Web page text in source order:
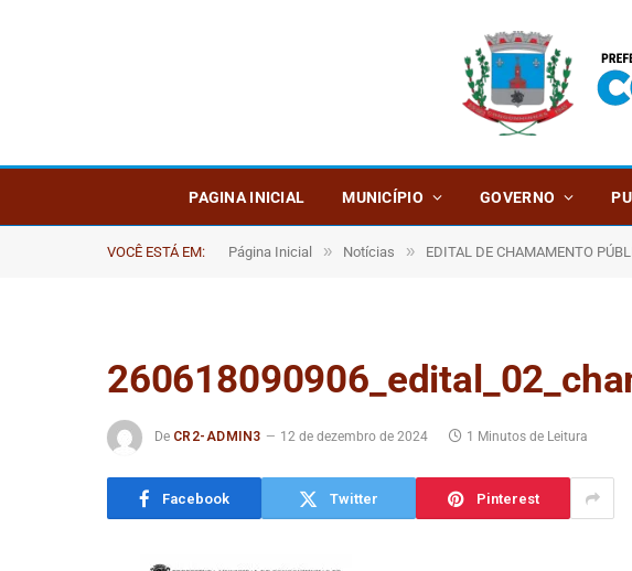
PAGINA INICIAL MUNICÍPIO GOVERNO
VOCÊ ESTÁ EM: Página Inicial » Notícias » EDITAL DE CHAMAMENTO PÚBLICO
De CR2-ADMIN3 12 de dezembro de 2024 1 Minutos de Leitura
Facebook Twitter Pinterest